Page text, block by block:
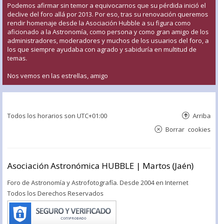
Podemos afirmar sin temor a equivocarnos que su pérdida inició el
declive del foro allá por 2013. Por eso, tras su renovación queremos
rendir homenaje desde la Asociación Hubble a su figura como
aficionado a la Astronomía, como persona y como gran amigo de los
administradores, moderadores y muchos de los usuarios del foro, a
los que siempre ayudaba con agrado y sabiduría en multitud de
temas.
Nos vemos en las estrellas, amigo
Todos los horarios son UTC+01:00 Arriba
Borrar cookies
Asociación Astronómica HUBBLE | Martos (Jaén)
Foro de Astronomía y Astrofotografía. Desde 2004 en Internet
Todos los Derechos Reservados